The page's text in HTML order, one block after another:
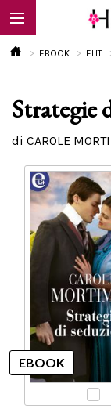
EBOOK
Calendario
EBOOK ELIT
Strategie
di CAROLE